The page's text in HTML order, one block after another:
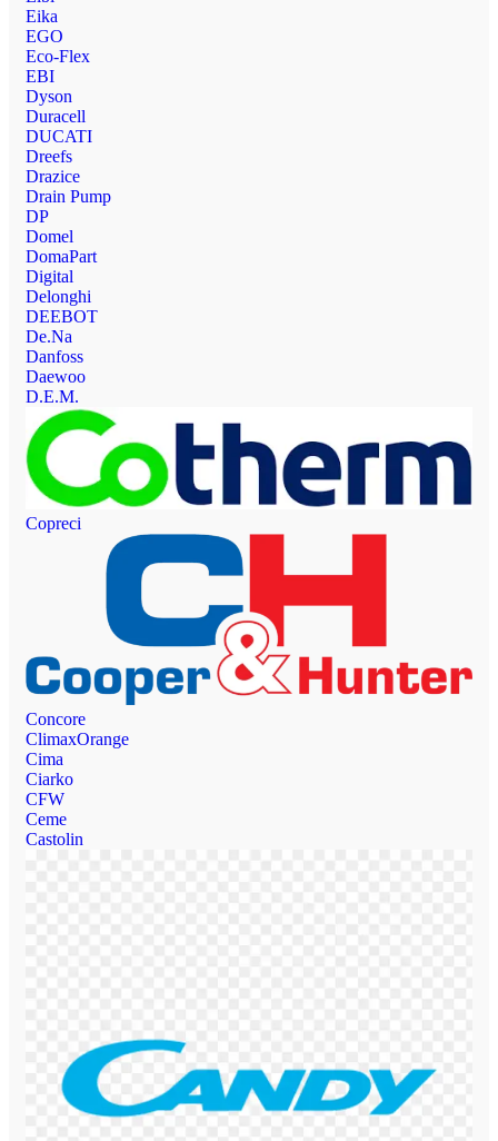
Eika
EGO
Eco-Flex
EBI
Dyson
Duracell
DUCATI
Dreefs
Drazice
Drain Pump
DP
Domel
DomaPart
Digital
Delonghi
DEEBOT
De.Na
Danfoss
Daewoo
D.E.M.
Copreci
Concore
ClimaxOrange
Cima
Ciarko
CFW
Ceme
Castolin